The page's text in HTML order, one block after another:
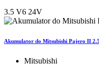
3.5 V6 24V
Akumulator do Mitsubishi Pajero II
Mitsubishi